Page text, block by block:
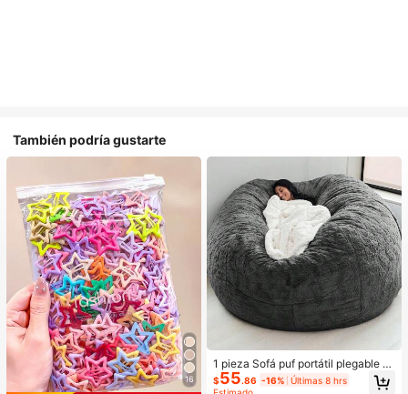
También podría gustarte
16
1 pieza Sofá puf portátil plegable m
ultifuncional minimalista de terciop
elo holgado, silla de descanso (solo
$55.86 -16% Últimas 8 hrs